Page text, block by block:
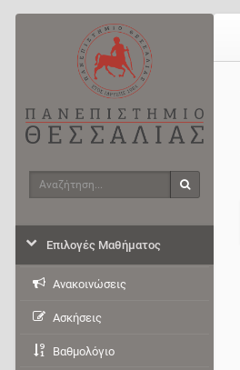
Αναζήτηση
Επιλογές Μαθήματος
Ανακοινώσεις
Ασκήσεις
Βαθμολόγιο